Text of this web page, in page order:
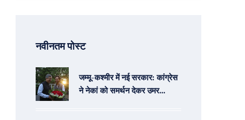
नवीनतम पोस्ट
जम्मू-कश्मीर में नई सरकार: कांग्रेस
ने नेकां को समर्थन देकर उमर